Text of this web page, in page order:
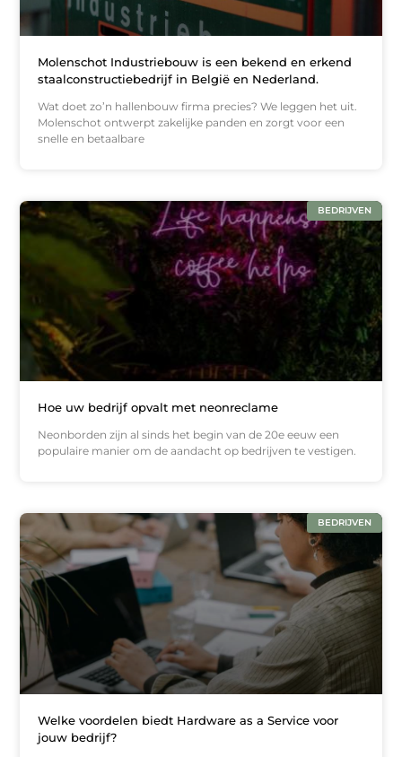
Molenschot Industriebouw is een bekend en erkend
staalconstructiebedrijf in België en Nederland.
Wat doet zo’n hallenbouw firma precies? We leggen het uit.
Molenschot ontwerpt zakelijke panden en zorgt voor een
snelle en betaalbare
BEDRIJVEN
Hoe uw bedrijf opvalt met neonreclame
Neonborden zijn al sinds het begin van de 20e eeuw een
populaire manier om de aandacht op bedrijven te vestigen.
BEDRIJVEN
Welke voordelen biedt Hardware as a Service voor
jouw bedrijf?